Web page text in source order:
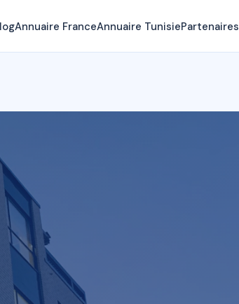
Annuaire FranceAnnuaire TunisiePartenaires